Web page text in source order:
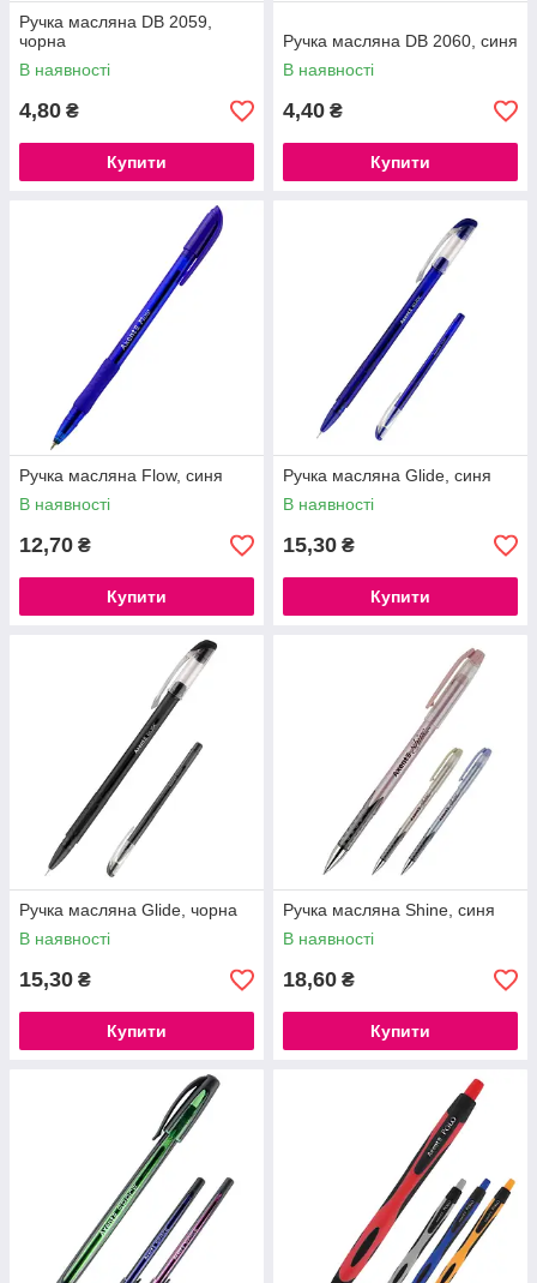
Ручка масляна DB 2059,
чорна
В наявності
4,80 ₴
Купити
Ручка масляна DB 2060, синя
В наявності
4,40 ₴
Купити
Ручка масляна Flow, синя
В наявності
12,70 ₴
Купити
Ручка масляна Glide, синя
В наявності
15,30 ₴
Купити
Ручка масляна Glide, чорна
В наявності
15,30 ₴
Купити
Ручка масляна Shine, синя
В наявності
18,60 ₴
Купити